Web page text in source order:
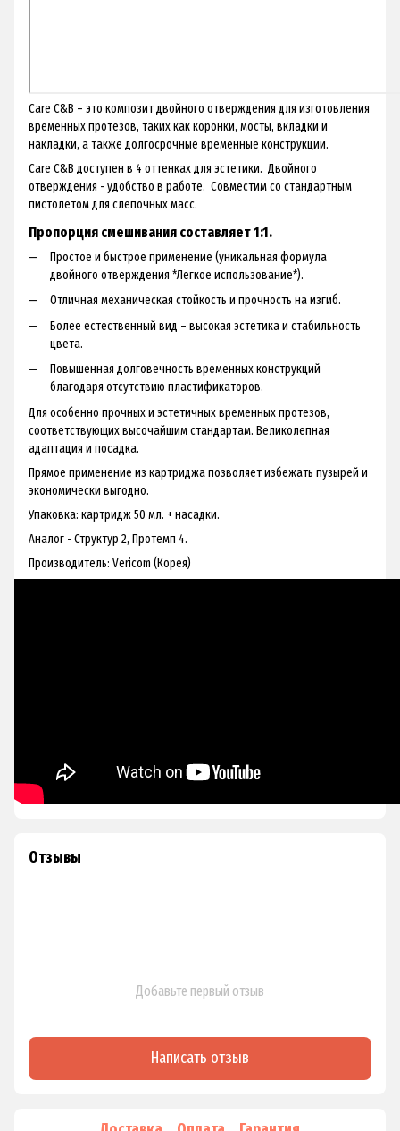
Care C&B – это композит двойного отверждения для изготовления
временных протезов, таких как коронки, мосты, вкладки и
накладки, а также долгосрочные временные конструкции.
Care C&B доступен в 4 оттенках для эстетики. Двойного
отверждения - удобство в работе. Совместим со стандартным
пистолетом для слепочных масс.
Пропорция смешивания составляет 1:1.
Простое и быстрое применение (уникальная формула
двойного отверждения *Легкое использование*).
Отличная механическая стойкость и прочность на изгиб.
Более естественный вид – высокая эстетика и стабильность
цвета.
Повышенная долговечность временных конструкций
благодаря отсутствию пластификаторов.
Для особенно прочных и эстетичных временных протезов,
соответствующих высочайшим стандартам. Великолепная
адаптация и посадка.
Прямое применение из картриджа позволяет избежать пузырей и
экономически выгодно.
Упаковка: картридж 50 мл. + насадки.
Аналог - Структур 2, Протемп 4.
Производитель: Vericom (Корея)
Отзывы
Добавьте первый отзыв
Написать отзыв